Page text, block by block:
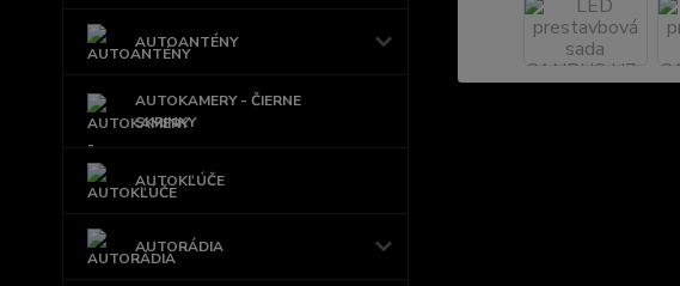
AUTOANTÉNY
AUTOKAMERY - ČIERNE
SKRINKY
AUTOKĽÚČE
AUTORÁDIA